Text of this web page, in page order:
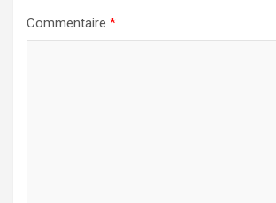
Commentaire *